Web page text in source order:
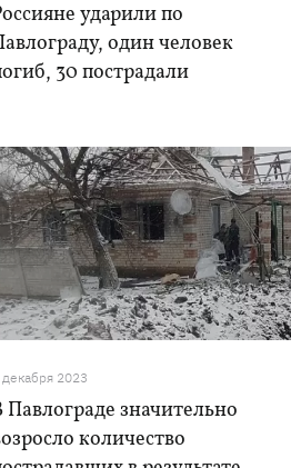
ударили по
один человек
30 пострадали
декабря 2023
Павлограде значительно
количество